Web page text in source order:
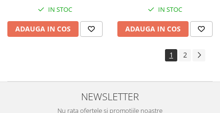
IN STOC
ADAUGA IN COS
IN STOC
ADAUGA IN COS
1 2
NEWSLETTER
Nu rata ofertele si promotiile noastre